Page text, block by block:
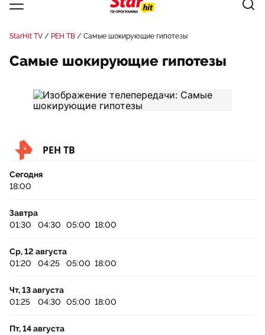
StarHit TV РЕН ТВ Самые шокирующие гипотезы
Самые шокирующие гипотезы
РЕН ТВ
Сегодня
18:00
Завтра
01:30
04:30 05:00 18:00
Ср, 12 августа
01:20
04:25 05:00 18:00
Чт, 13 августа
01:25
04:30 05:00 18:00
Пт, 14 августа